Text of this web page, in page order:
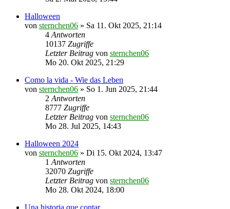
Halloween
von sternchen06 » Sa 11. Okt 2025, 21:14
4 Antworten
10137 Zugriffe
Letzter Beitrag von sternchen06
Mo 20. Okt 2025, 21:29
Como la vida - Wie das Leben
von sternchen06 » So 1. Jun 2025, 21:44
2 Antworten
8777 Zugriffe
Letzter Beitrag von sternchen06
Mo 28. Jul 2025, 14:43
Halloween 2024
von sternchen06 » Di 15. Okt 2024, 13:47
1 Antworten
32070 Zugriffe
Letzter Beitrag von sternchen06
Mo 28. Okt 2024, 18:00
Una historia que contar